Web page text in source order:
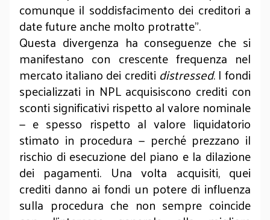
comunque il soddisfacimento dei creditori a
date future anche molto protratte".
Questa divergenza ha conseguenze che si
manifestano con crescente frequenza nel
mercato italiano dei crediti distressed. I fondi
specializzati in NPL acquisiscono crediti con
sconti significativi rispetto al valore nominale
— e spesso rispetto al valore liquidatorio
stimato in procedura — perché prezzano il
rischio di esecuzione del piano e la dilazione
dei pagamenti. Una volta acquisiti, quei
crediti danno ai fondi un potere di influenza
sulla procedura che non sempre coincide